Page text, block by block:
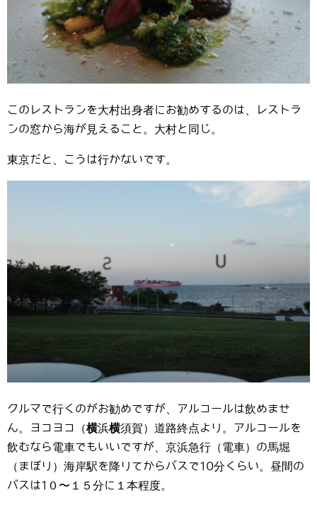
このレストランを大村出身者にお勧めするのは、レストラ
ンの窓から海が見えること。大村と同じ。
東京だと、こうは行かないです。
クルマで行くのがお勧めですが、アルコールは飲めませ
ん。ヨコヨコ（横浜横須賀）道路終点より。アルコールを
飲むなら電車でもいいですが、京浜急行（電車）の馬堀
（まぼり）海岸駅を降りてからバスで10分くらい。昼間の
バスは1０〜１５分に１本程度。